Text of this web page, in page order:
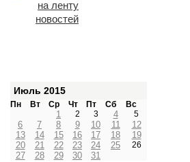
Июль 2015
Пн Вт Ср Чт Пт Сб Вс
1 2 3 4 5
6 7 8 9 10 11
12
13
14 15 16 17 18
19
20
21 22 23 24 25 26
27 28 29 30 31